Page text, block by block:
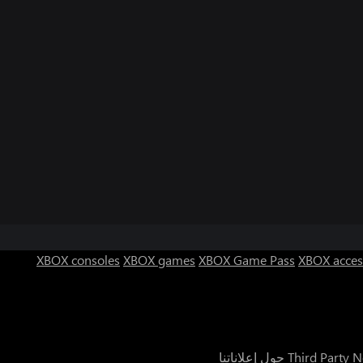
XBOX consoles XBOX games XBOX Game Pass XBOX
Third Party حول إعلاناتنا